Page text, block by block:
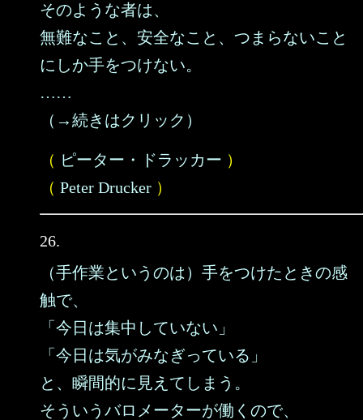
そのような者は、
無難なこと、安全なこと、つまらないこと
にしか手をつけない。
……
（→続きはクリック）
（ ピーター・ドラッカー ）
（ Peter Drucker ）
26.
（手作業というのは）手をつけたときの感
触で、
「今日は集中していない」
「今日は気がみなぎっている」
と、瞬間的に見えてしまう。
そういうバロメーターが働くので、